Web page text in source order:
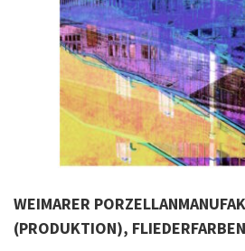
WEIMARER
(PRODUKTION), FLIEDERFARBEN